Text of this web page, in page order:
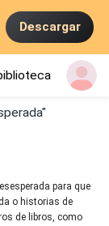
Descargar
para que
o historias de
de libros, como